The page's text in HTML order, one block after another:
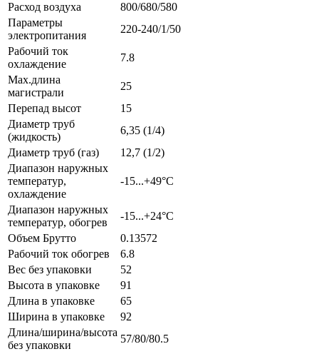
Расход воздуха
800/680/580
Параметры
электропитания
220-240/1/50
Рабочий ток
охлаждение
7.8
Max.длина
магистрали
25
Перепад высот
15
Диаметр труб
(жидкость)
6,35 (1/4)
Диаметр труб (газ)
12,7 (1/2)
Диапазон наружных
температур,
охлаждение
-15...+49°С
Диапазон наружных
температур, обогрев
-15...+24°С
Объем Брутто
0.13572
Рабочий ток обогрев
6.8
Вес без упаковки
52
Высота в упаковке
91
Длина в упаковке
65
Ширина в упаковке
92
Длина/ширина/высота
без упаковки
57/80/80.5